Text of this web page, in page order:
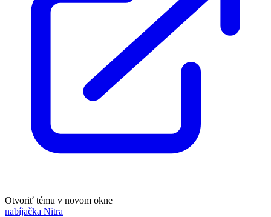
Otvoriť tému v novom okne
nabíjačka Nitra